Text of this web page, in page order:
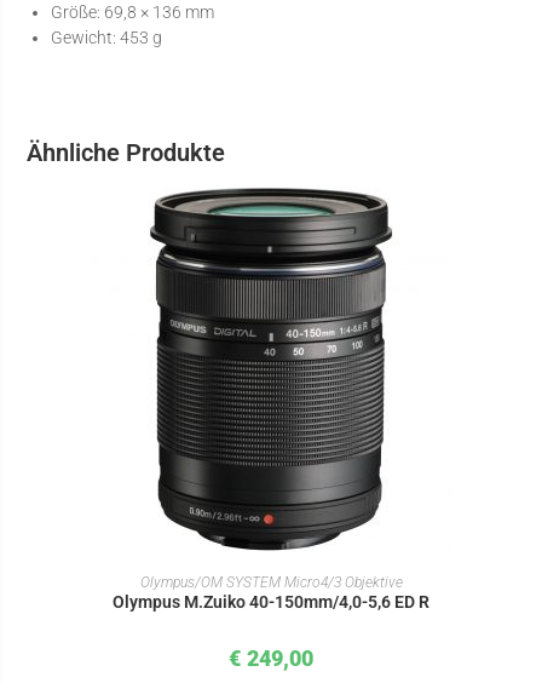
Größe: 69,8 × 136 mm
Gewicht: 453 g
Ähnliche Produkte
IN DEN WARENKORB
Olympus/OM SYSTEM Micro4/3 Objektive
Olympus M.Zuiko 40-150mm/4,0-5,6 ED R
€ 249,00